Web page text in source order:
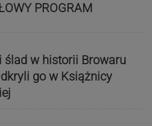
PROGRAM
ślad w historii Browaru
go w Książnicy